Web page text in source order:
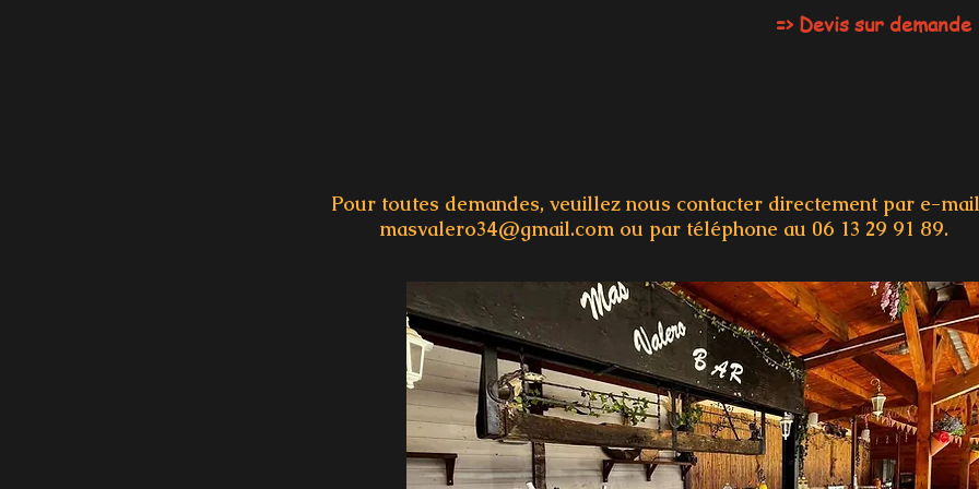
=> Devis sur demande
Pour toutes demandes, veuillez nous contacter directement par e-
masvalero34@gmail.com ou par téléphone au 06 13 29 91 89.